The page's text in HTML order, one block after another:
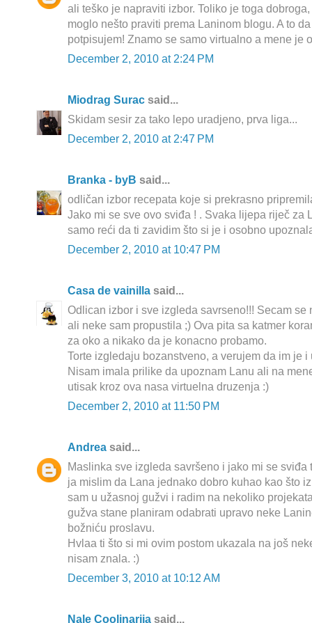
ali teško je napraviti izbor. Toliko je toga
moglo nešto praviti prema Laninom blogu. A to
potpisujem! Znamo se samo virtualno a mene je
December 2, 2010 at 2:24 PM
Miodrag Surac said...
Skidam sesir za tako lepo uradjeno, prva liga...
December 2, 2010 at 2:47 PM
Branka - byB said...
odličan izbor recepata koje si prekrasno
Jako mi se sve ovo sviđa ! . Svaka lijepa riječ za
samo reći da ti zavidim što si je i osobno
December 2, 2010 at 10:47 PM
Casa de vainilla said...
Odlican izbor i sve izgleda savrseno!!! Secam se
ali neke sam propustila ;) Ova pita sa katmer
za oko a nikako da je konacno probamo.
Torte izgledaju bozanstveno, a verujem da im je i
Nisam imala prilike da upoznam Lanu ali na
utisak kroz ova nasa virtuelna druzenja :)
December 2, 2010 at 11:50 PM
Andrea said...
Maslinka sve izgleda savršeno i jako mi se sviđa
ja mislim da Lana jednako dobro kuhao kao što
sam u užasnoj gužvi i radim na nekoliko
gužva stane planiram odabrati upravo neke
božniću proslavu.
Hvlaa ti što si mi ovim postom ukazala na još
nisam znala. :)
December 3, 2010 at 10:12 AM
Nale Coolinarija said...